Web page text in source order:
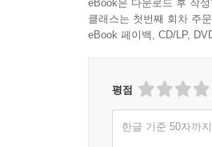
eBook은 다운로드 후 작
클래스는 첫번째 회차 주
eBook 페이백, CD/LP,
평점
한글 기준 50자까